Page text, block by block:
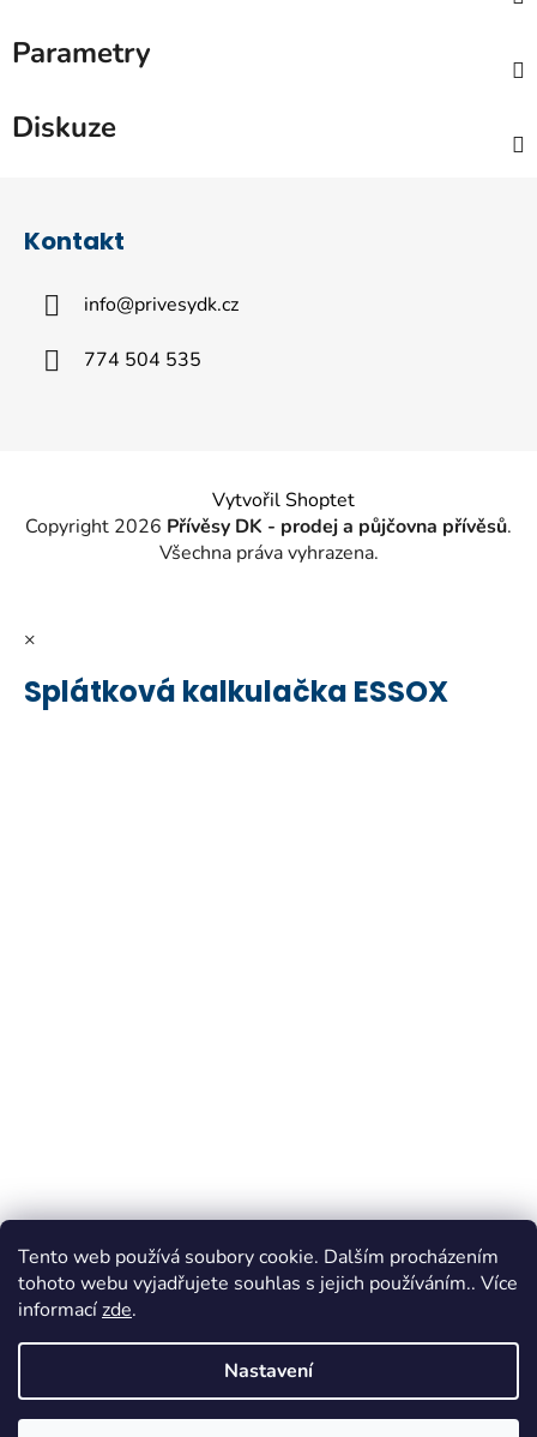
Tento web používá soubory cookie. Dalším procházením
tohoto webu vyjadřujete souhlas s jejich používáním.. Více
informacízde.
Nastavení
Parametry
Diskuze
Kontakt
info@privesydk.cz
774 504 535
Vytvořil Shoptet
Copyright 2026 Přívěsy DK - prodej a půjčovna přívěsů.
Všechna práva vyhrazena.
×
Splátková kalkulačka ESSOX